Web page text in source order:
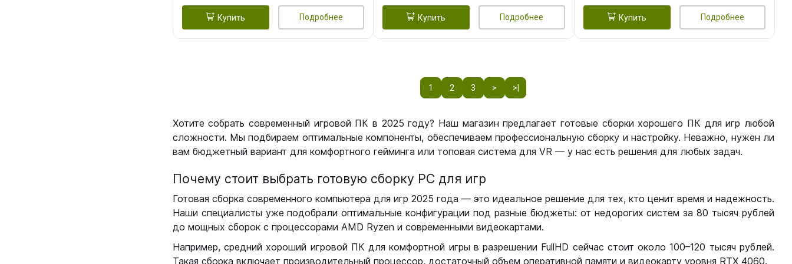
Купить Подробнее Купить Подробнее Купить Подробнее
1 2 3 > >|
Хотите собрать современный игровой ПК в 2025 году? Наш магазин предлагает готовые сборки хорошего ПК для игр любой
сложности. Мы подбираем оптимальные компоненты, обеспечиваем профессиональную сборку и настройку. Неважно, нужен ли
вам бюджетный вариант для комфортного гейминга или топовая система для VR — у нас есть решения для любых задач.
Почему стоит выбрать готовую сборку РС для игр
Готовая сборка современного компьютера для игр 2025 года — это идеальное решение для тех, кто ценит время и надежность.
Наши специалисты уже подобрали оптимальные конфигурации под разные бюджеты: от недорогих систем за 80 тысяч рублей
до мощных сборок с процессорами AMD Ryzen и современными видеокартами.
Например, средний хороший игровой ПК для комфортной игры в разрешении FullHD сейчас стоит около 100–120 тысяч рублей.
Такая сборка включает производительный процессор, достаточный объем оперативной памяти и видеокарту уровня RTX 4060.